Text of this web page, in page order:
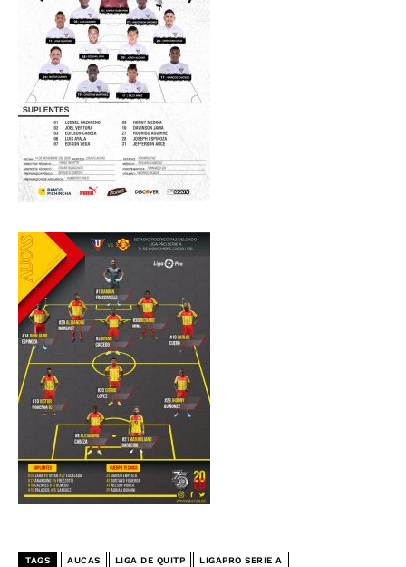
TAGS AUCAS LIGA DE QUITP LIGAPRO SERIE A